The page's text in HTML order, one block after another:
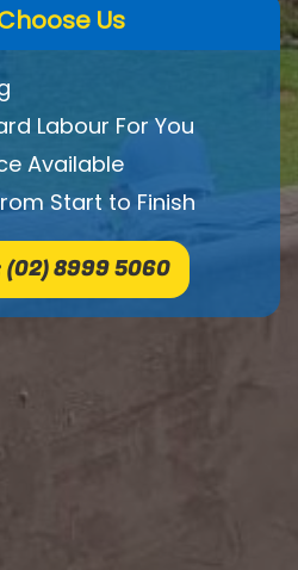
Us
Labour For You
Available
Start to Finish
(02) 8999 5060